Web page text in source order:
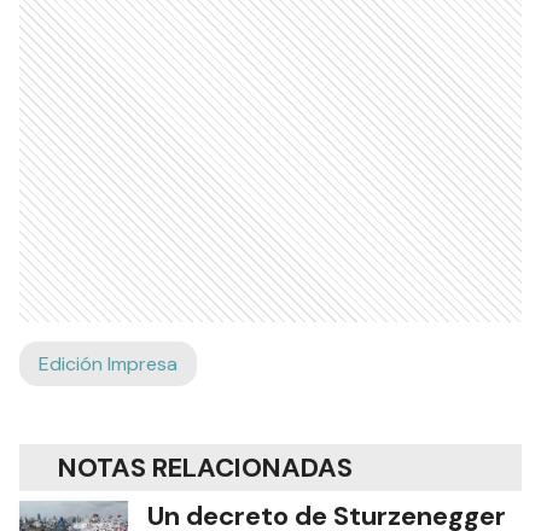
Edición Impresa
NOTAS RELACIONADAS
Un decreto de Sturzenegger